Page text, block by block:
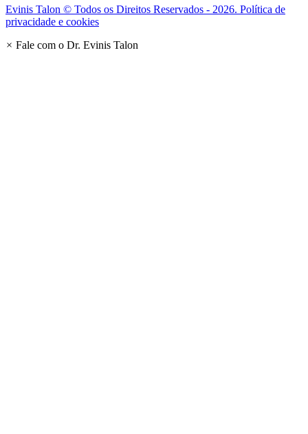
Evinis Talon © Todos os Direitos Reservados - 2026. Política de
privacidade e cookies
× Fale com o Dr. Evinis Talon